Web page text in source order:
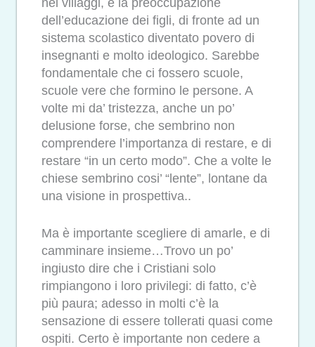
dell’educazione dei figli, di fronte ad un
sistema scolastico diventato povero di
insegnanti e molto ideologico. Sarebbe
fondamentale che ci fossero scuole,
scuole vere che formino le persone. A
volte mi da’ tristezza, anche un po’
delusione forse, che sembrino non
comprendere l’importanza di restare, e di
restare “in un certo modo”. Che a volte le
chiese sembrino cosi’ “lente”, lontane da
una visione in prospettiva..
Ma è importante scegliere di amarle, e di
camminare insieme…Trovo un po’
ingiusto dire che i Cristiani solo
rimpiangono i loro privilegi: di fatto, c’è
più paura; adesso in molti c’è la
sensazione di essere tollerati quasi come
ospiti. Certo è importante non cedere a